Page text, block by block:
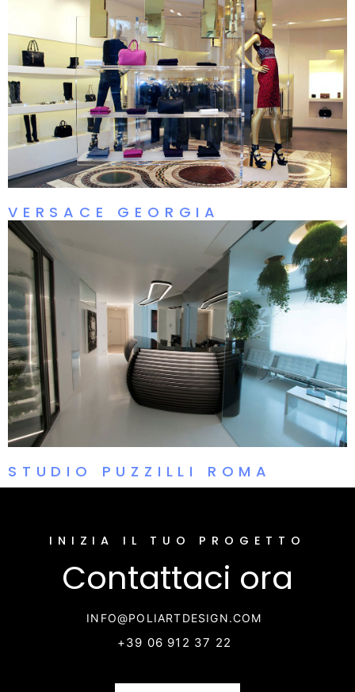
VERSACE GEORGIA
STUDIO PUZZILLI ROMA
INIZIA IL TUO PROGETTO
Contattaci ora
INFO@POLIARTDESIGN.COM
+39 06 912 37 22